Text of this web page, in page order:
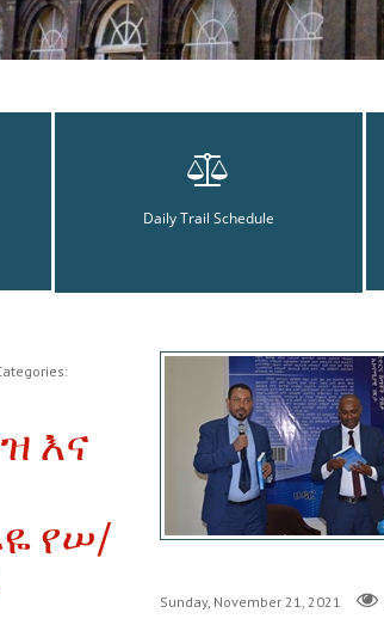
Daily Trail Schedule
እና
የሠ/
Sunday, November 21, 2021